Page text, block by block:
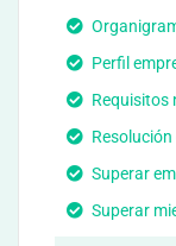
Perfil
Requisitos
Superar
Superar